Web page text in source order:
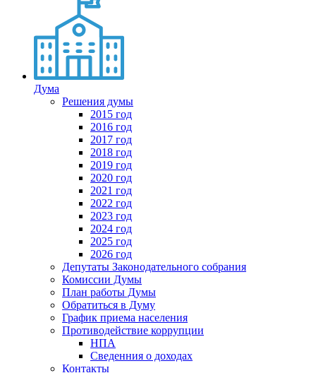
Дума
Решения думы
2015 год
2016 год
2017 год
2018 год
2019 год
2020 год
2021 год
2022 год
2023 год
2024 год
2025 год
2026 год
Депутаты Законодательного собрания
Комиссии Думы
План работы Думы
Обратиться в Думу
График приема населения
Противодействие коррупции
НПА
Сведенния о доходах
Контакты